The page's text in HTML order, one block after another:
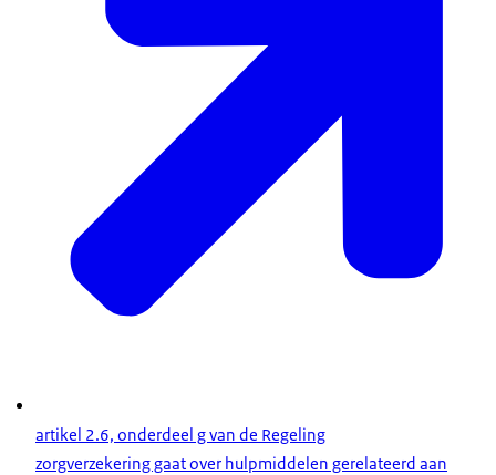
artikel 2.6, onderdeel g van de Regeling
zorgverzekering gaat over hulpmiddelen gerelateerd aan